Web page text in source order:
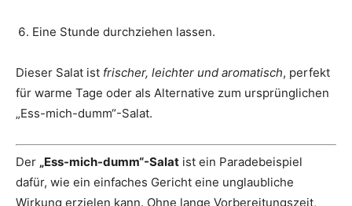
Eine Stunde durchziehen lassen.
Dieser Salat ist frischer, leichter und aromatisch, perfekt
für warme Tage oder als Alternative zum ursprünglichen
„Ess-mich-dumm“-Salat.
Der „Ess-mich-dumm“-Salat ist ein Paradebeispiel
dafür, wie ein einfaches Gericht eine unglaubliche
Wirkung erzielen kann. Ohne lange Vorbereitungszeit,